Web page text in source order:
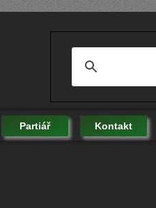
Partiář Kontakt